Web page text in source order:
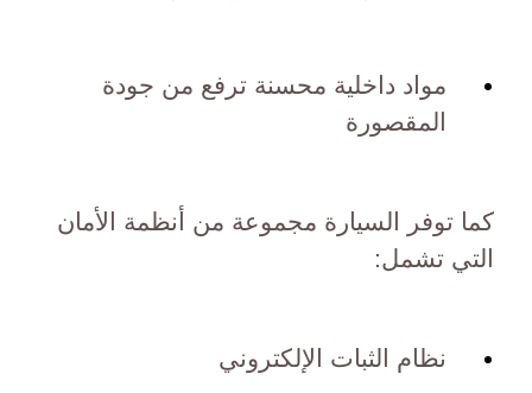
مواد داخلية محسنة ترفع من جودة
المقصورة
كما توفر السيارة مجموعة من أنظمة الأمان
التي تشمل:
نظام الثبات الإلكتروني